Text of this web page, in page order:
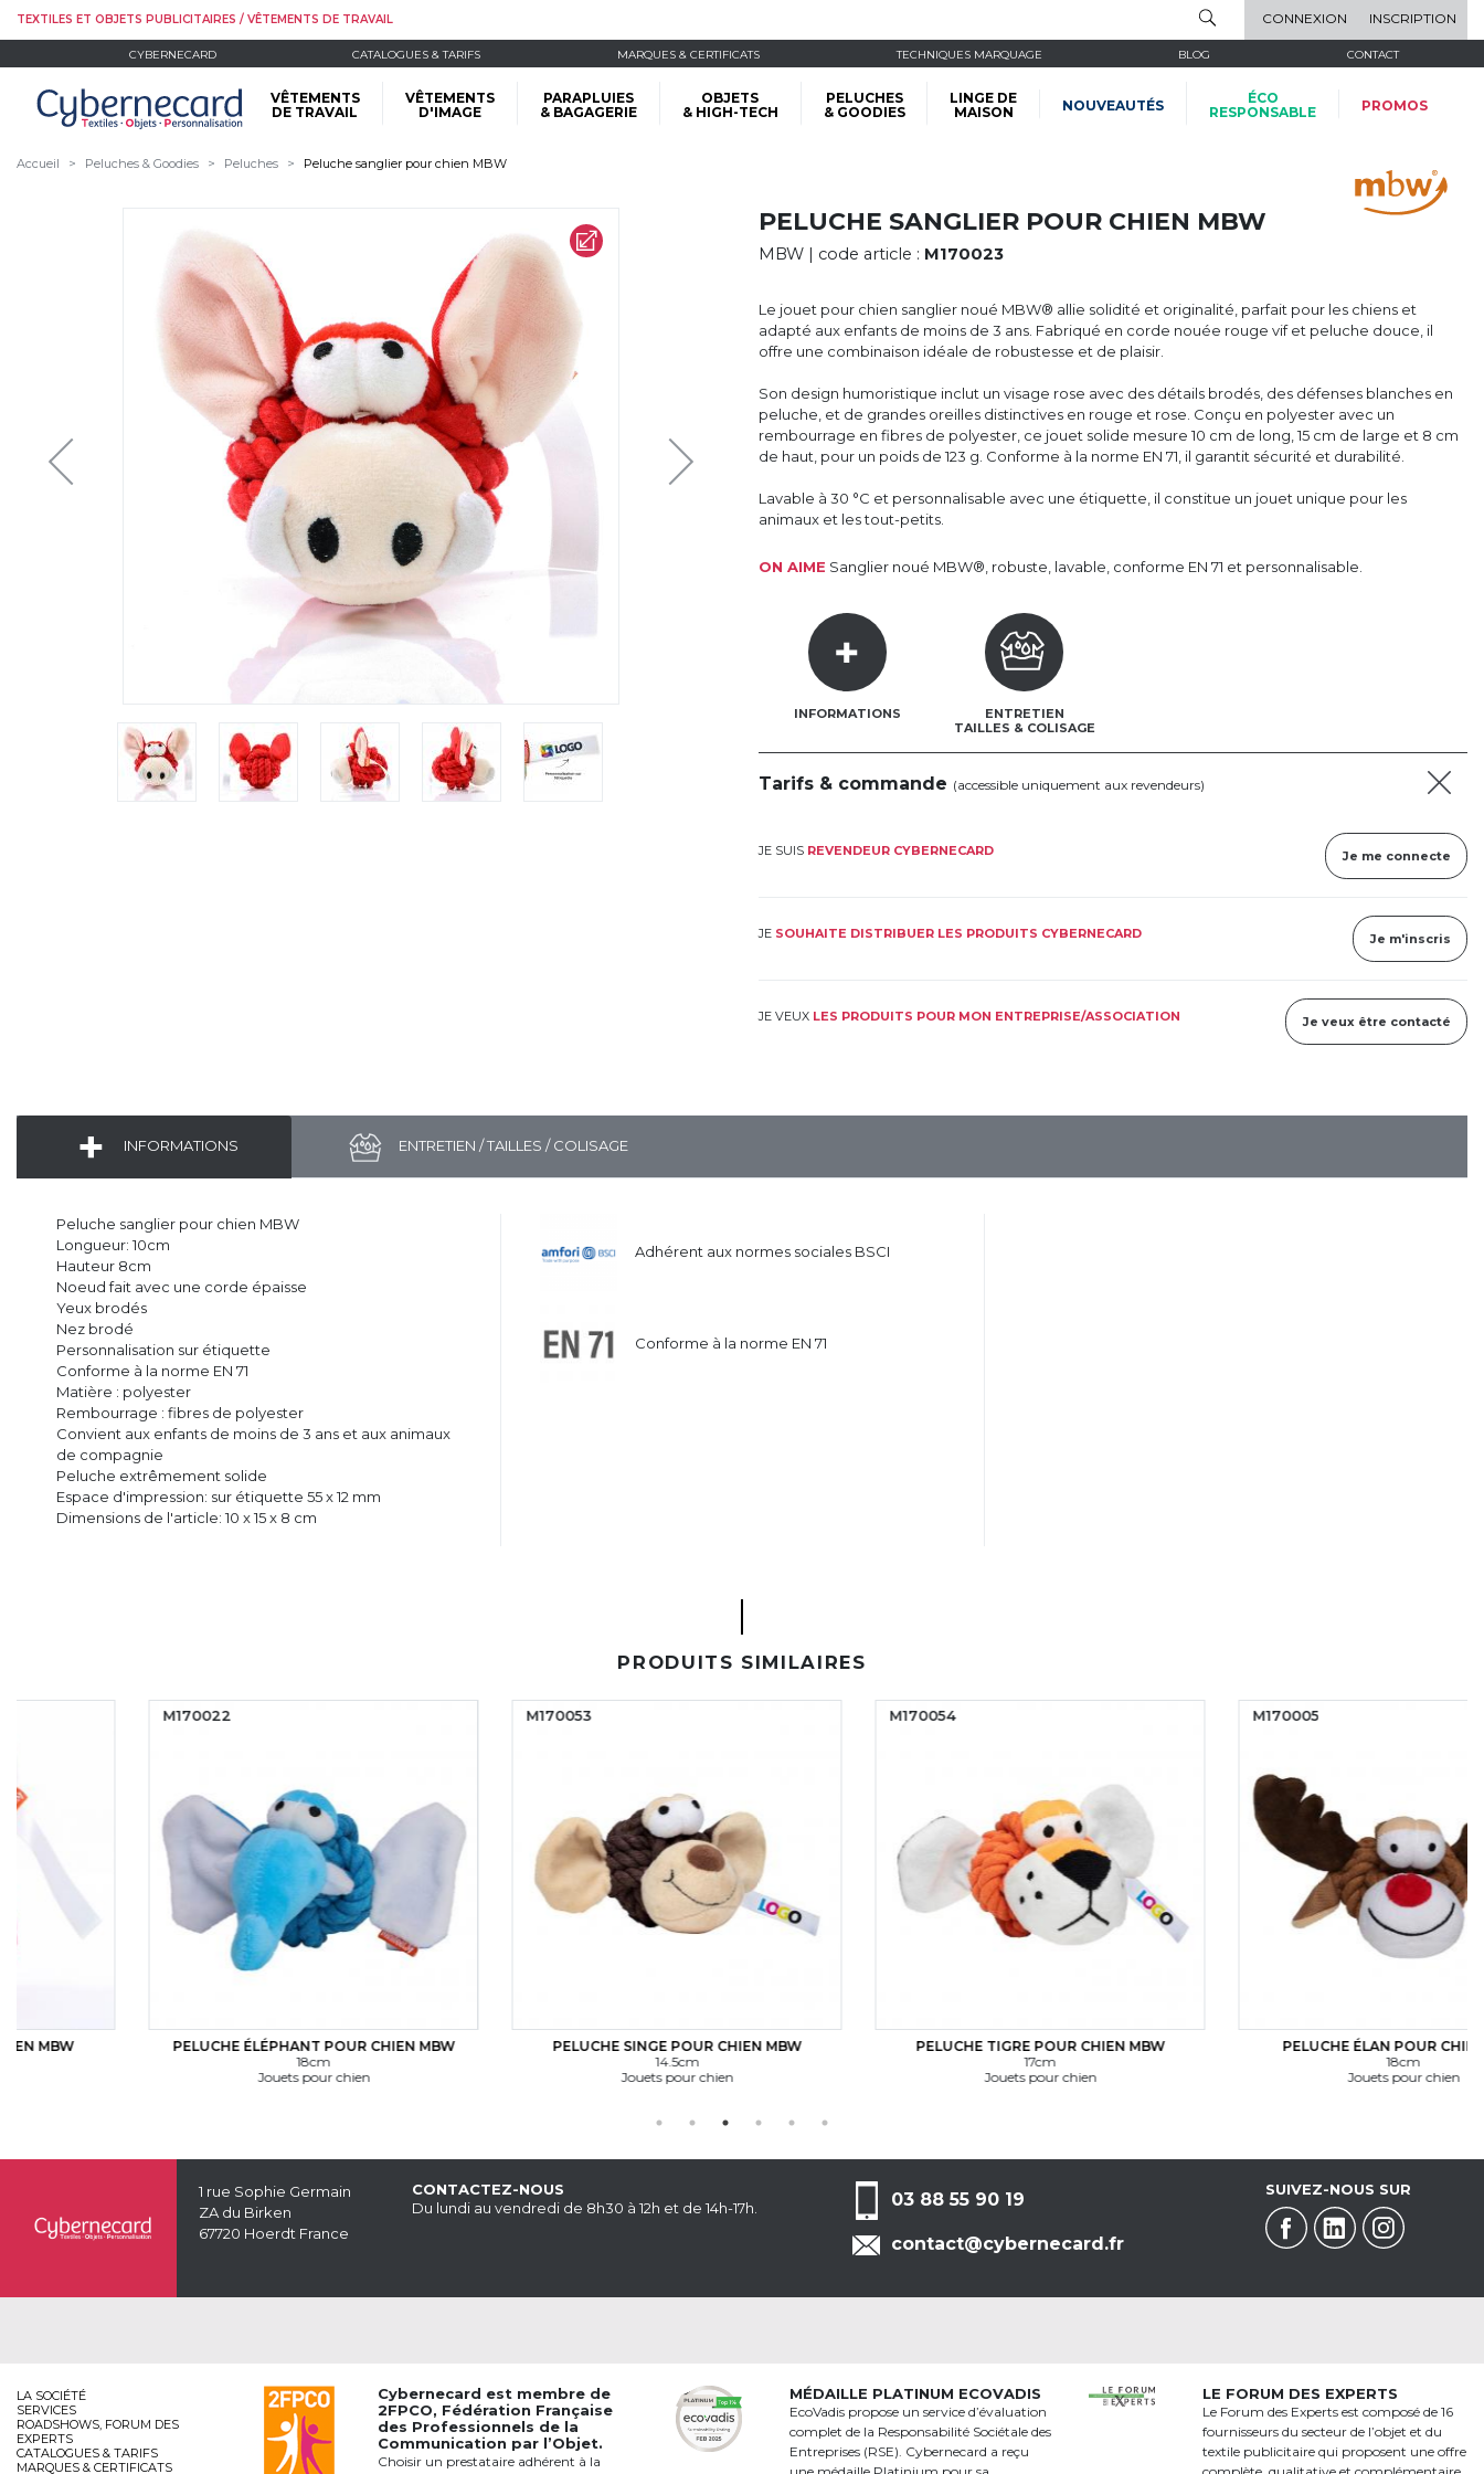
TEXTILES ET OBJETS PUBLICITAIRES / VÊTEMENTS DE TRAVAIL CONNEXION INSCRIPTION
CYBERNECARD CATALOGUES & TARIFS MARQUES & CERTIFICATS TECHNIQUES MARQUAGE BLOG CONTACT
VÊTEMENTS
DE TRAVAIL
VÊTEMENTS
D'IMAGE
PARAPLUIES
& BAGAGERIE
OBJETS
& HIGH-TECH
PELUCHES
& GOODIES
LINGE DE
MAISON
NOUVEAUTÉS
ÉCO
RESPONSABLE
PROMOS
Accueil Peluches & Goodies Peluches Peluche sanglier pour chien MBW
PELUCHE SANGLIER POUR CHIEN MBW
MBW | code article : M170023
Le jouet pour chien sanglier noué MBW® allie solidité et originalité, parfait pour les chiens et
adapté aux enfants de moins de 3 ans. Fabriqué en corde nouée rouge vif et peluche douce, il
offre une combinaison idéale de robustesse et de plaisir.
Son design humoristique inclut un visage rose avec des détails brodés, des défenses blanches en
peluche, et de grandes oreilles distinctives en rouge et rose. Conçu en polyester avec un
rembourrage en fibres de polyester, ce jouet solide mesure 10 cm de long, 15 cm de large et 8 cm
de haut, pour un poids de 123 g. Conforme à la norme EN 71, il garantit sécurité et durabilité.
Lavable à 30 °C et personnalisable avec une étiquette, il constitue un jouet unique pour les
animaux et les tout-petits.
ON AIME Sanglier noué MBW®, robuste, lavable, conforme EN 71 et personnalisable.
INFORMATIONS
ENTRETIEN
TAILLES & COLISAGE
Tarifs & commande (accessible uniquement aux revendeurs)
JE SUIS REVENDEUR CYBERNECARD Je me connecte
JE SOUHAITE DISTRIBUER LES PRODUITS CYBERNECARD Je m'inscris
JE VEUX LES PRODUITS POUR MON ENTREPRISE/ASSOCIATION Je veux être contacté
INFORMATIONS ENTRETIEN / TAILLES / COLISAGE
Peluche sanglier pour chien MBW
Longueur: 10cm
Hauteur 8cm
Noeud fait avec une corde épaisse
Yeux brodés
Nez brodé
Personnalisation sur étiquette
Conforme à la norme EN 71
Matière : polyester
Rembourrage : fibres de polyester
Convient aux enfants de moins de 3 ans et aux animaux
de compagnie
Peluche extrêmement solide
Espace d'impression: sur étiquette 55 x 12 mm
Dimensions de l'article: 10 x 15 x 8 cm
Adhérent aux normes sociales BSCI
Conforme à la norme EN 71
PRODUITS SIMILAIRES
PELUCHE ÉLÉPHANT POUR CHIEN MBW
PELUCHE SINGE POUR CHIEN MBW
PELUCHE TIGRE POUR CHIEN MBW
PELUCHE ÉLAN POUR CHIEN MBW
1 rue Sophie Germain
ZA du Birken
67720 Hoerdt France
CONTACTEZ-NOUS
Du lundi au vendredi de 8h30 à 12h et de 14h-17h.
03 88 55 90 19
contact@cybernecard.fr
SUIVEZ-NOUS SUR
LA SOCIÉTÉ
SERVICES
ROADSHOWS, FORUM DES
EXPERTS
CATALOGUES & TARIFS
MARQUES & CERTIFICATS
Cybernecard est membre de
2FPCO, Fédération Française
des Professionnels de la
Communication par l’Objet.
Choisir un prestataire adhérent à la
MÉDAILLE PLATINUM ECOVADIS
EcoVadis propose un service d’évaluation
complet de la Responsabilité Sociétale des
Entreprises (RSE). Cybernecard a reçu
LE FORUM DES EXPERTS
Le Forum des Experts est composé de 16
fournisseurs du secteur de l’objet et du
textile publicitaire qui proposent une offre